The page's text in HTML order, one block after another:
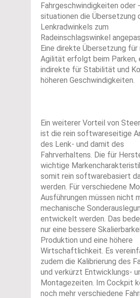
Fahrgeschwindigkeiten oder -
situationen die Übersetzung
Lenkradwinkels zum
Radeinschlagswinkel
Eine direkte Übersetzung für
Agilität erfolgt beim Parken,
indirekte für Stabilität und
höheren Geschwindigkeiten.
Ein weiterer Vorteil von
ist die rein softwareseitige
des Lenk- und damit des
Fahrverhaltens. Die für
wichtige
somit rein softwarebasiert
werden. Für verschiedene
Ausführungen müssen nicht
mechanische
entwickelt werden. Das
nur eine bessere
Produktion und eine höhere
Wirtschaftlichkeit. Es
zudem die Kalibrierung des
und verkürzt Entwicklungs-
Montagezeiten. Im Cockpit
noch mehr verschiedene